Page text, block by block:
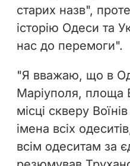
старих назв",
історію Одеси та
нас до перемоги".
"Я вважаю, що в
Маріуполя, площа
місці скверу
імена всіх
всім одеситам за